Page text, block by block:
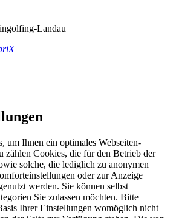
Landau
um Ihnen ein optimales Webseiten-
zählen Cookies, die für den Betrieb der
solche, die lediglich zu anonymen
oder zur Anzeige
werden. Sie können selbst
Sie zulassen möchten. Bitte
Ihrer Einstellungen womöglich nicht